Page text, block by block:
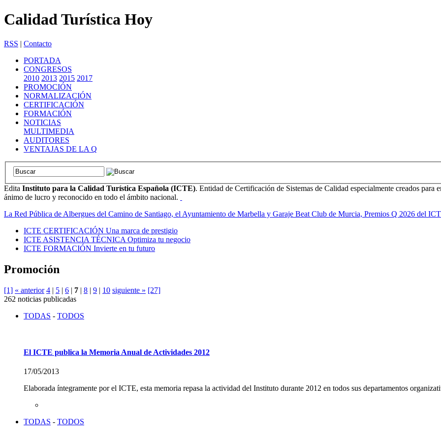
Calidad Turística Hoy
RSS | Contacto
PORTADA
CONGRESOS
2010 2013 2015 2017
PROMOCIÓN
NORMALIZACIÓN
CERTIFICACIÓN
FORMACIÓN
NOTICIAS
MULTIMEDIA
AUDITORES
VENTAJAS DE LA Q
Edita Instituto para la Calidad Turística Española (ICTE). Entidad de Certificación de Sistemas de Calidad especialmente creados
ánimo de lucro y reconocido en todo el ámbito nacional.
La Red Pública de Albergues del Camino de Santiago, el Ayuntamiento de Marbella y Garaje Beat Club de Murcia, Premios Q 2026 del
ICTE CERTIFICACIÓN Una marca de prestigio
ICTE ASISTENCIA TÉCNICA Optimiza tu negocio
ICTE FORMACIÓN Invierte en tu futuro
Promoción
[1] « anterior 4 | 5 | 6 | 7 | 8 | 9 | 10 siguiente » [27]
262 noticias publicadas
TODAS - TODOS
El ICTE publica la Memoria Anual de Actividades 2012
17/05/2013
Elaborada íntegramente por el ICTE, esta memoria repasa la actividad del Instituto durante 2012 en todos sus departamentos
TODAS - TODOS